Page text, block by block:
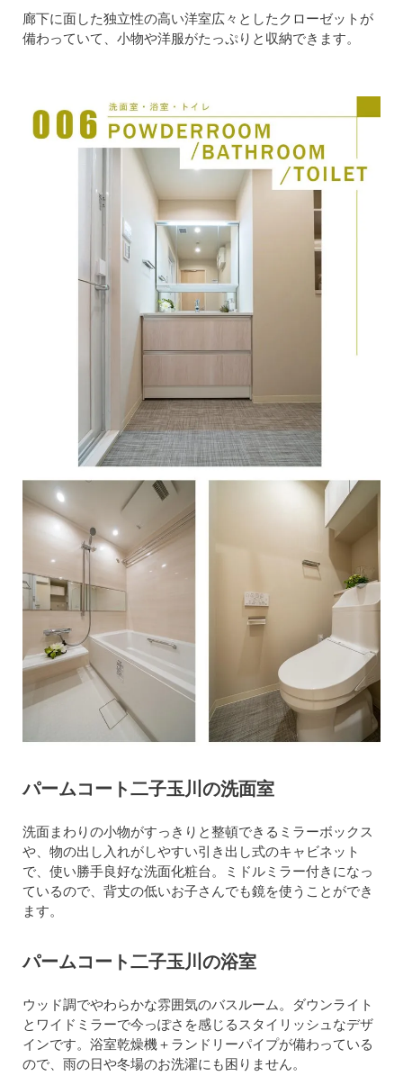
廊下に面した独立性の高い洋室広々としたクローゼットが
備わっていて、小物や洋服がたっぷりと収納できます。
パームコート二子玉川の洗面室
洗面まわりの小物がすっきりと整頓できるミラーボックス
や、物の出し入れがしやすい引き出し式のキャビネット
で、使い勝手良好な洗面化粧台。ミドルミラー付きになっ
ているので、背丈の低いお子さんでも鏡を使うことができ
ます。
パームコート二子玉川の浴室
ウッド調でやわらかな雰囲気のバスルーム。ダウンライト
とワイドミラーで今っぽさを感じるスタイリッシュなデザ
インです。浴室乾燥機＋ランドリーパイプが備わっている
ので、雨の日や冬場のお洗濯にも困りません。